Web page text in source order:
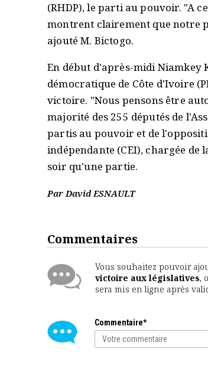
(RHDP), le parti au pouvoir. "A
montrent clairement que notre
ajouté M. Bictogo.
En début d'après-midi
démocratique de Côte d'Ivoire
victoire. "Nous pensons être
majorité des 255 députés de
partis au pouvoir et de
indépendante (CEI), chargée
soir qu'une partie.
Par David ESNAULT
Commentaires
Vous souhaitez pouvoir
victoire aux législatives,
sera mis en ligne après
Commentaire*